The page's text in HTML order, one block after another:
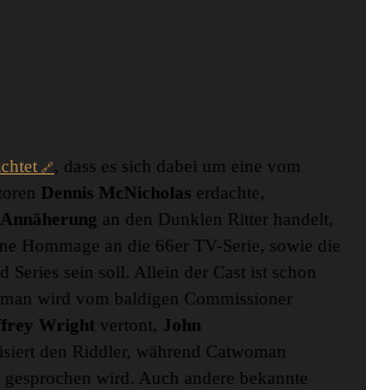
, dass es sich dabei um eine vom
Dennis McNicholas erdachte,
an den Dunklen Ritter handelt,
Hommage an die 66er TV-Serie, sowie die
Series sein soll. Allein der Cast ist schon
wird vom baldigen Commissioner
Wright vertont, John
den Riddler, während Catwoman
gesprochen wird. Auch andere bekannte